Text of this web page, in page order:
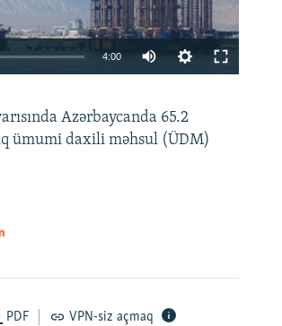
240p 360p 480p
4:00
360p
480p
Azərbaycanda 65.2
ümumi daxili məhsul (ÜDM)
PDF VPN-siz açmaq